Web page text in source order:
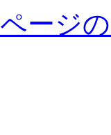
ページ